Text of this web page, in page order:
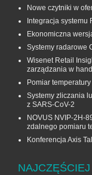
Nowe czytniki w
Integracja systemu
Ekonomiczna
Systemy radarowe
Wisenet Retail
zarządzania w
Pomiar
Systemy zliczania
z SARS-CoV-2
NOVUS NVIP-2H-
zdalnego pomiaru
Konferencja Axis